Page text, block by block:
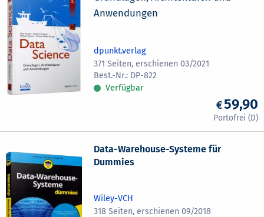
Anwendungen
dpunkt.verlag
371 Seiten, erschienen 03/2021
DP-822
Verfügbar
59,90
Data-Warehouse-Systeme für
Dummies
Wiley-VCH
318 Seiten, erschienen 09/2018